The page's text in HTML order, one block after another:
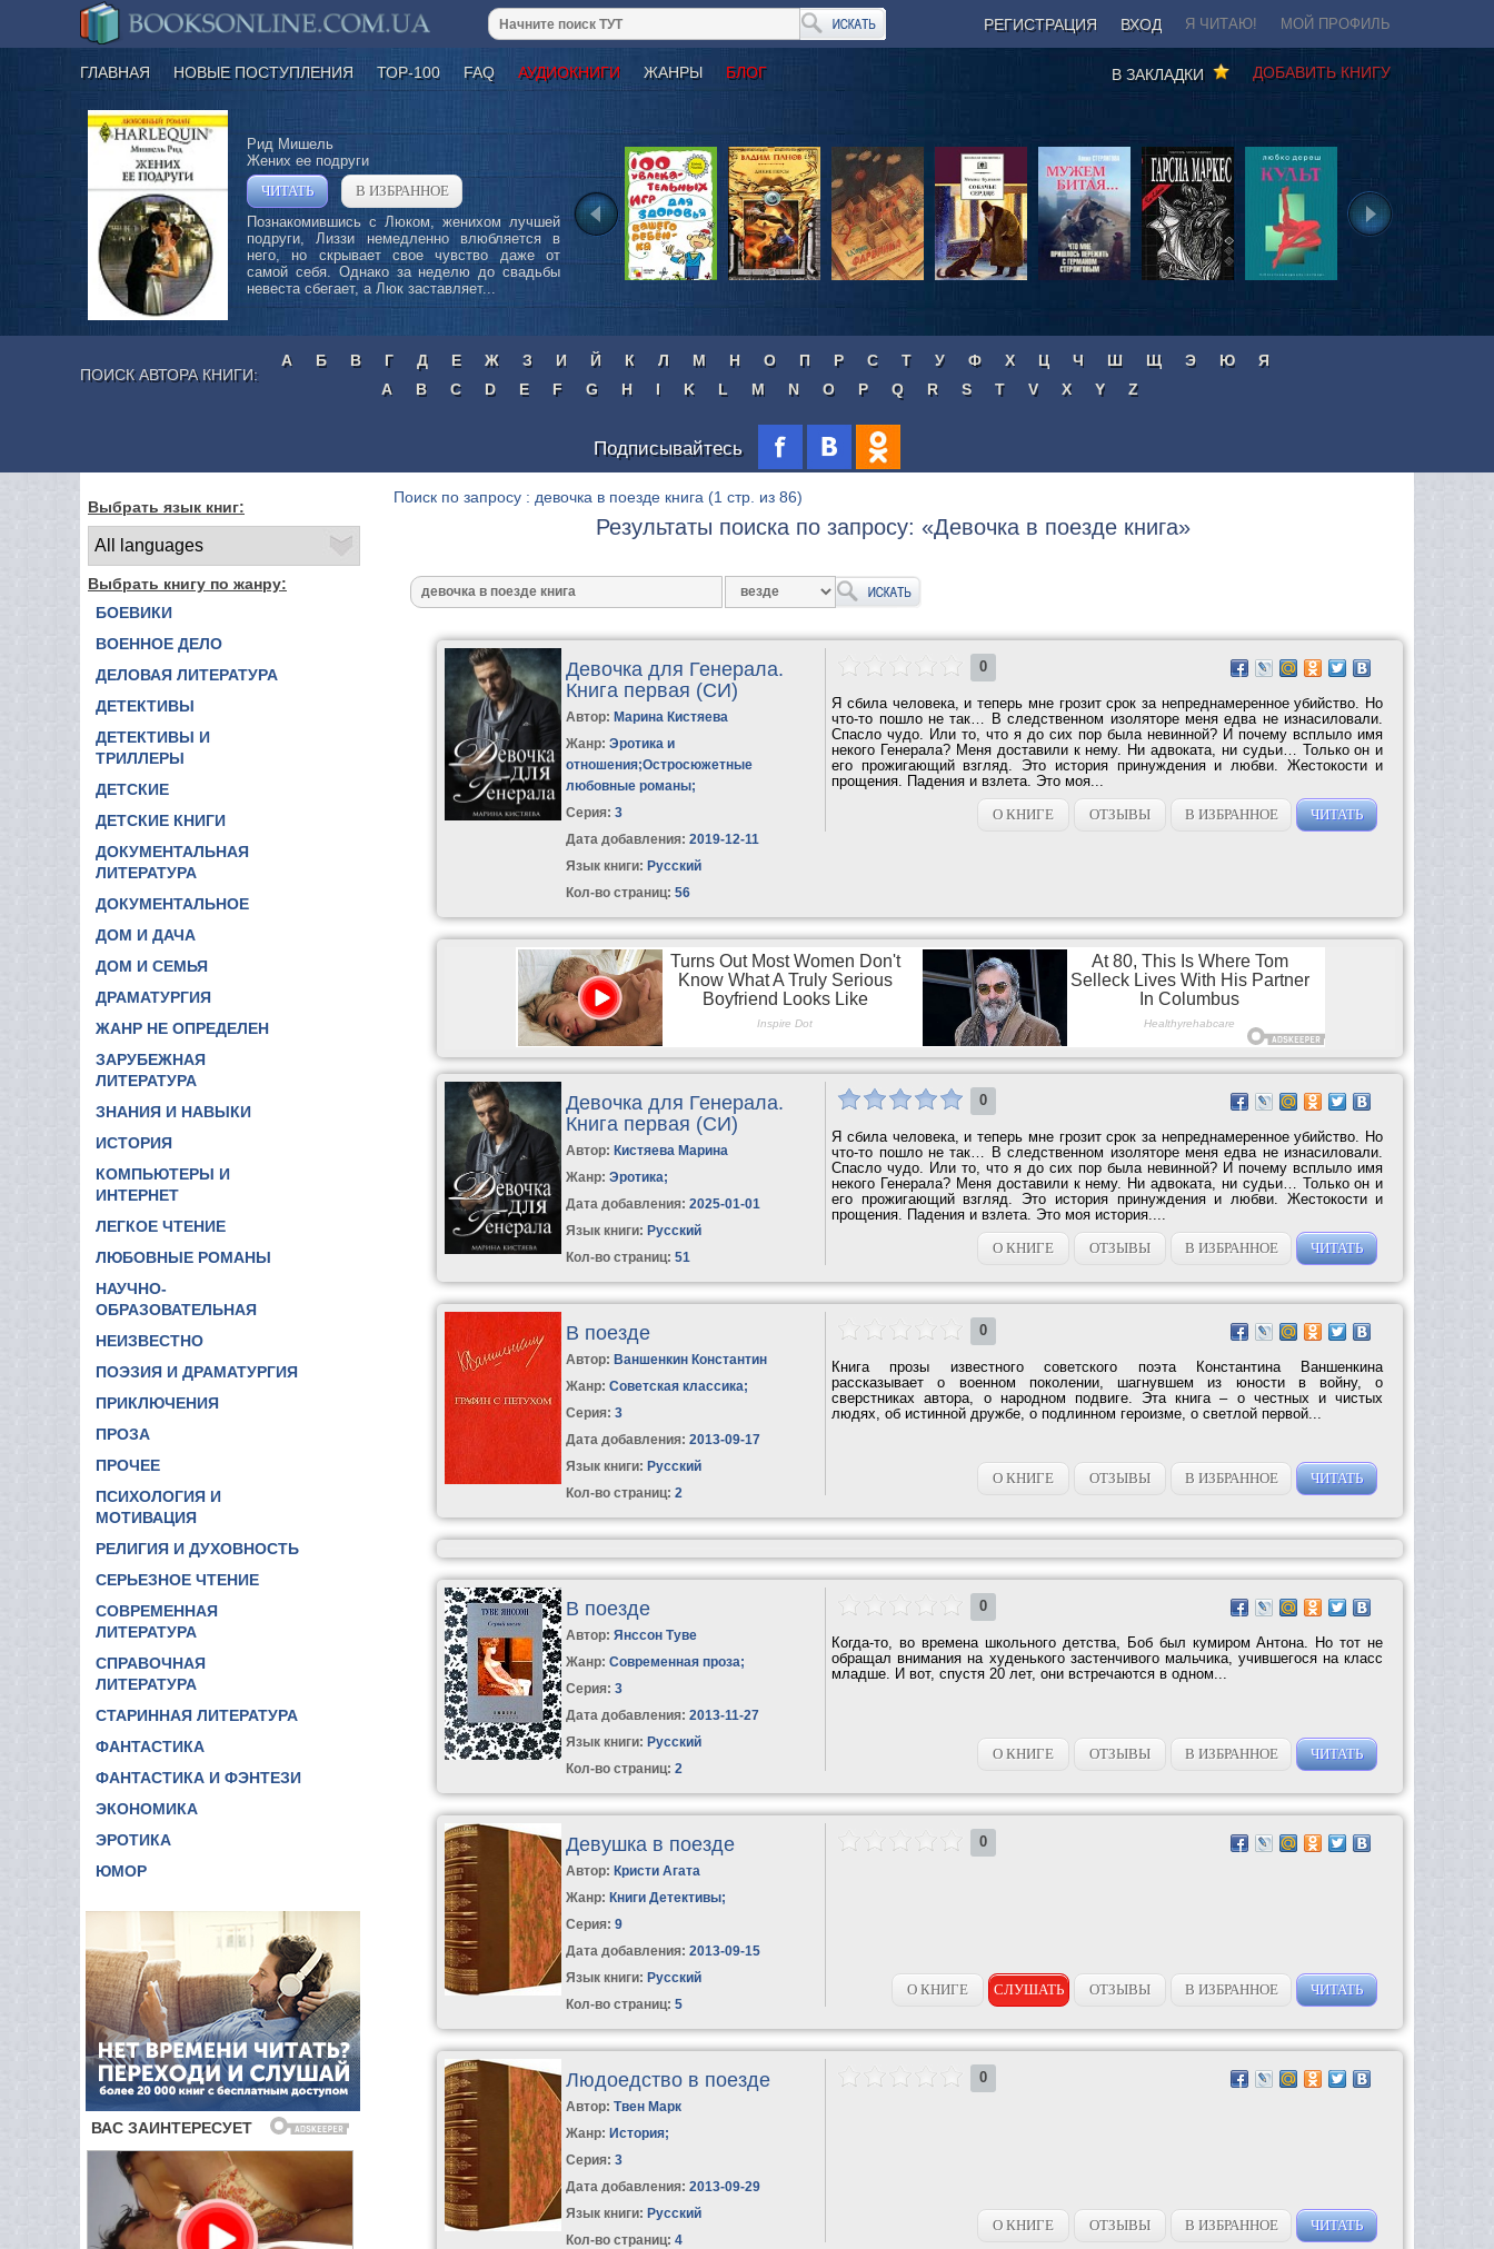
РЕГИСТРАЦИЯ ВХОД Я ЧИТАЮ! МОЙ ПРОФИЛЬ
ГЛАВНАЯ НОВЫЕ ПОСТУПЛЕНИЯ ТОР-100 FAQ АУДИОКНИГИ ЖАНРЫ БЛОГ ДОБАВИТЬ КНИГУ
В ЗАКЛАДКИ
Рид Мишель
Жених ее подруги
ЧИТАТЬ
В ИЗБРАННОЕ
Познакомившись с Люком, женихом лучшей
подруги, Лиззи немедленно влюбляется в
него, но скрывает свое чувство даже от
самой себя. Однако за неделю до свадьбы
невеста сбегает, а Люк заставляет...
ПОИСК АВТОРА КНИГИ:
А Б В Г Д Е Ж З И Й К Л М Н О П Р С Т У Ф Х Ц Ч Ш Щ Э Ю
Я
A
B C D E F G H I K L M N O P Q R S T V X Y Z
Подписывайтесь
Выбрать язык книг:
Выбрать книгу по жанру:
БОЕВИКИ
ВОЕННОЕ ДЕЛО
ДЕЛОВАЯ ЛИТЕРАТУРА
ДЕТЕКТИВЫ
ДЕТЕКТИВЫ И
ТРИЛЛЕРЫ
ДЕТСКИЕ
ДЕТСКИЕ КНИГИ
ДОКУМЕНТАЛЬНАЯ
ЛИТЕРАТУРА
ДОКУМЕНТАЛЬНОЕ
ДОМ И ДАЧА
ДОМ И СЕМЬЯ
ДРАМАТУРГИЯ
ЖАНР НЕ ОПРЕДЕЛЕН
ЗАРУБЕЖНАЯ
ЛИТЕРАТУРА
ЗНАНИЯ И НАВЫКИ
ИСТОРИЯ
КОМПЬЮТЕРЫ И
ИНТЕРНЕТ
ЛЕГКОЕ ЧТЕНИЕ
ЛЮБОВНЫЕ РОМАНЫ
НАУЧНО-
ОБРАЗОВАТЕЛЬНАЯ
НЕИЗВЕСТНО
ПОЭЗИЯ И ДРАМАТУРГИЯ
ПРИКЛЮЧЕНИЯ
ПРОЗА
ПРОЧЕЕ
ПСИХОЛОГИЯ И
МОТИВАЦИЯ
РЕЛИГИЯ И ДУХОВНОСТЬ
СЕРЬЕЗНОЕ ЧТЕНИЕ
СОВРЕМЕННАЯ
ЛИТЕРАТУРА
СПРАВОЧНАЯ
ЛИТЕРАТУРА
СТАРИННАЯ ЛИТЕРАТУРА
ФАНТАСТИКА
ФАНТАСТИКА И ФЭНТЕЗИ
ЭКОНОМИКА
ЭРОТИКА
ЮМОР
Поиск по запросу : девочка в поезде книга (1 стр. из 86)
Результаты поиска по запросу: «Девочка в поезде книга»
Девочка для Генерала.
Книга первая (СИ)
Автор: Марина Кистяева
Жанр: Эротика и
отношения;Остросюжетные
любовные романы;
Серия:3
Дата добавления: 2019-12-11
Язык книги: Русский
Кол-во страниц: 56
0
Я сбила человека, и теперь мне грозит срок за непреднамеренное убийство. Но
что-то пошло не так… В следственном изоляторе меня едва не изнасиловали.
Спасло чудо. Или то, что я до сих пор была невинной? И почему всплыло имя
некого Генерала? Меня доставили к нему. Ни адвоката, ни судьи… Только он и
его прожигающий взгляд. Это история принуждения и любви. Жестокости и
прощения. Падения и взлета. Это моя...
О КНИГЕ
ОТЗЫВЫ В ИЗБРАННОЕ ЧИТАТЬ
Девочка для Генерала.
Книга первая (СИ)
Автор: Кистяева Марина
Жанр: Эротика;
Дата добавления: 2025-01-01
Язык книги: Русский
Кол-во страниц: 51
0
Я сбила человека, и теперь мне грозит срок за непреднамеренное убийство. Но
что-то пошло не так… В следственном изоляторе меня едва не изнасиловали.
Спасло чудо. Или то, что я до сих пор была невинной? И почему всплыло имя
некого Генерала? Меня доставили к нему. Ни адвоката, ни судьи… Только он и
его прожигающий взгляд. Это история принуждения и любви. Жестокости и
прощения. Падения и взлета. Это моя история....
О КНИГЕ
ОТЗЫВЫ В ИЗБРАННОЕ ЧИТАТЬ
В поезде
Автор: Ваншенкин Константин
Жанр: Советская классика;
Серия:3
Дата добавления: 2013-09-17
Язык книги: Русский
Кол-во страниц: 2
0
Книга прозы известного советского поэта Константина Ваншенкина
рассказывает о военном поколении, шагнувшем из юности в войну, о
сверстниках автора, о народном подвиге. Эта книга – о честных и чистых
людях, об истинной дружбе, о подлинном героизме, о светлой первой...
О КНИГЕ ОТЗЫВЫ В ИЗБРАННОЕ ЧИТАТЬ
В поезде
Автор:Янссон Туве
Жанр: Современная проза;
Серия:3
Дата добавления: 2013-11-27
Язык книги: Русский
Кол-во страниц: 2
0
Когда-то, во времена школьного детства, Боб был кумиром Антона. Но тот не
обращал внимания на худенького застенчивого мальчика, учившегося на класс
младше. И вот, спустя 20 лет, они встречаются в одном...
О КНИГЕ ОТЗЫВЫ В ИЗБРАННОЕ ЧИТАТЬ
Девушка в поезде
Автор: Кристи Агата
Жанр: Книги Детективы;
Серия:9
Дата добавления: 2013-09-15
Язык книги: Русский
Кол-во страниц: 5
0
О КНИГЕ СЛУШАТЬ ОТЗЫВЫ В ИЗБРАННОЕ ЧИТАТЬ
Людоедство в поезде
Автор:Твен Марк
Жанр: История;
Серия:3
Дата добавления: 2013-09-29
Язык книги: Русский
Кол-во страниц: 4
0
О КНИГЕ ОТЗЫВЫ В ИЗБРАННОЕ ЧИТАТЬ